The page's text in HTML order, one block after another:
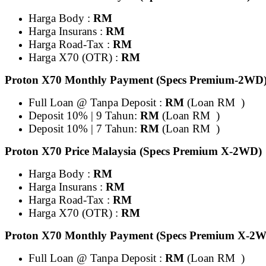
Harga Body : RM
Harga Insurans : RM
Harga Road-Tax : RM
Harga X70 (OTR) : RM
Proton X70 Monthly Payment (Specs Premium-
Full Loan @ Tanpa Deposit : RM (Loan RM )
Deposit 10% | 9 Tahun: RM (Loan RM )
Deposit 10% | 7 Tahun: RM (Loan RM )
Proton X70 Price Malaysia (Specs Premium X-2WD)
Harga Body : RM
Harga Insurans : RM
Harga Road-Tax : RM
Harga X70 (OTR) : RM
Proton X70 Monthly Payment (Specs Premium X-
Full Loan @ Tanpa Deposit : RM (Loan RM )